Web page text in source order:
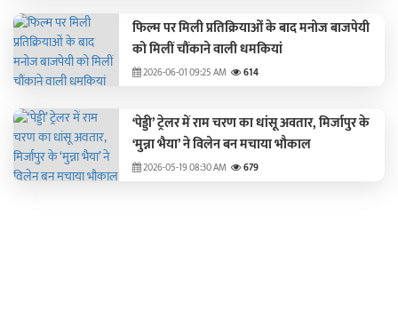
फिल्म पर मिली प्रतिक्रियाओं के बाद मनोज बाजपेयी
को मिलीं चौंकाने वाली धमकियां
2026-06-01 09:25 AM 614
‘पेड्डी’ ट्रेलर में राम चरण का धांसू अवतार, मिर्जापुर के
‘मुन्ना भैया’ ने विलेन बन मचाया भौकाल
2026-05-19 08:30 AM 679